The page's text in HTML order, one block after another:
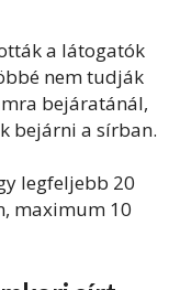
a látogatók
nem tudják
bejáratánál,
bejárni a sírban.
legfeljebb 20
maximum 10